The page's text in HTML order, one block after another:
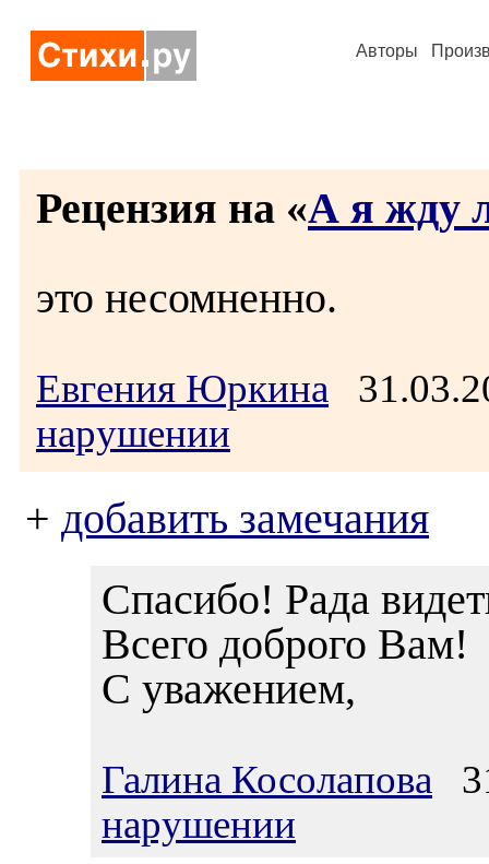
Авторы
Рецензия на «А я жду
это несомненно.
Евгения Юркина
нарушении
+ добавить замечания
Спасибо! Рада
Всего доброго Вам!
С уважением,
Галина Косолапова
нарушении